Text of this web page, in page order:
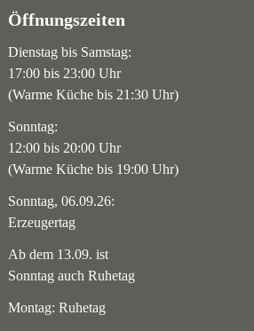
Öffnungszeiten
Dienstag bis Samstag:
17:00 bis 23:00 Uhr
(Warme Küche bis 21:30 Uhr)
Sonntag:
12:00 bis 20:00 Uhr
(Warme Küche bis 19:00 Uhr)
Sonntag, 06.09.26:
Erzeugertag
Ab dem 13.09. ist
Sonntag auch Ruhetag
Montag: Ruhetag